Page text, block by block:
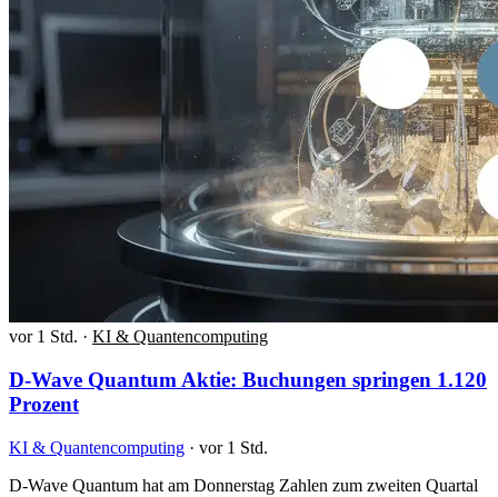
vor 1 Std. · KI & Quantencomputing
D-Wave Quantum Aktie: Buchungen springen 1.120
Prozent
KI & Quantencomputing · vor 1 Std.
D-Wave Quantum hat am Donnerstag Zahlen zum zweiten Quartal